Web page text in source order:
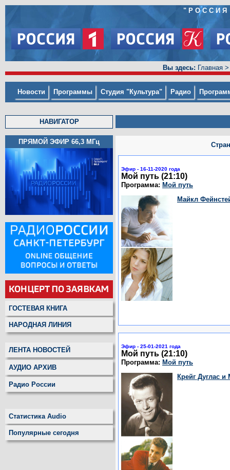
"РОССИЯ
Вы здесь: Главная>
Новости Программы Студия "Культура" Радио
НАВИГАТОР
ПРЯМОЙ ЭФИР 66,3 МГц
ГОСТЕВАЯ КНИГА
НАРОДНАЯ ЛИНИЯ
ЛЕНТА НОВОСТЕЙ
АУДИО АРХИВ
Радио России
Статистика Audio
Популярные сегодня
Эфир - 16-11-2020 года
Мой путь (21:10)
Программа: Мой путь
Майкл
Эфир - 25-01-2021 года
Мой путь (21:10)
Программа: Мой путь
Крейг Дуглас и